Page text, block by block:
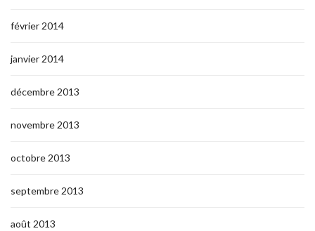
février 2014
janvier 2014
décembre 2013
novembre 2013
octobre 2013
septembre 2013
août 2013